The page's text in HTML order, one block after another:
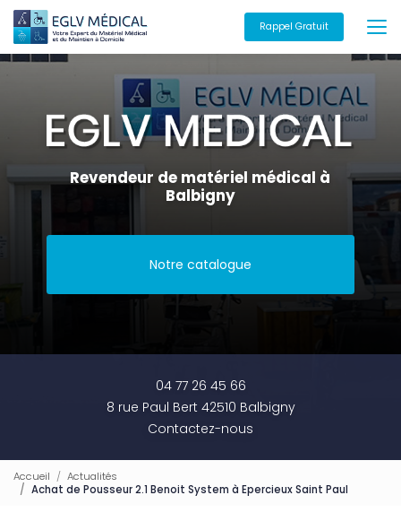
Aller
au
contenu
principal
Rappel Gratuit
Revendeur de matériel médical à
Balbigny
Notre catalogue
04 77 26 45 66
8 rue Paul Bert 42510 Balbigny
Contactez-nous
Accueil
Actualités
Achat de Pousseur 2.1 Benoit System à Epercieux Saint Paul